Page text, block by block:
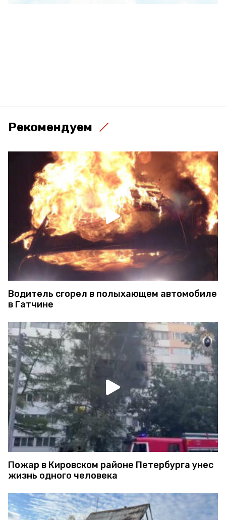
Рекомендуем
Водитель сгорел в полыхающем автомобиле
в Гатчине
Пожар в Кировском районе Петербурга унес
жизнь одного человека